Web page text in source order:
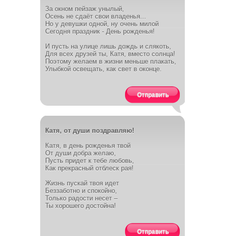
За окном пейзаж унылый,
Осень не сдаёт свои владенья...
Но у девушки одной, ну очень милой
Сегодня праздник - День рожденья!
И пусть на улице лишь дождь и слякоть,
Для всех друзей ты, Катя, вместо солнца!
Поэтому желаем в жизни меньше плакать,
Улыбкой освещать, как свет в оконце.
Отправить
Катя, от души поздравляю!
Катя, в день рожденья твой
От души добра желаю,
Пусть придет к тебе любовь,
Как прекрасный отблеск рая!
Жизнь пускай твоя идет
Беззаботно и спокойно,
Только радости несет –
Ты хорошего достойна!
Отправить